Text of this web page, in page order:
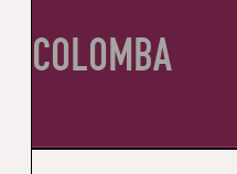
CHI SIAMO
CONTATTACI
COLOMBA